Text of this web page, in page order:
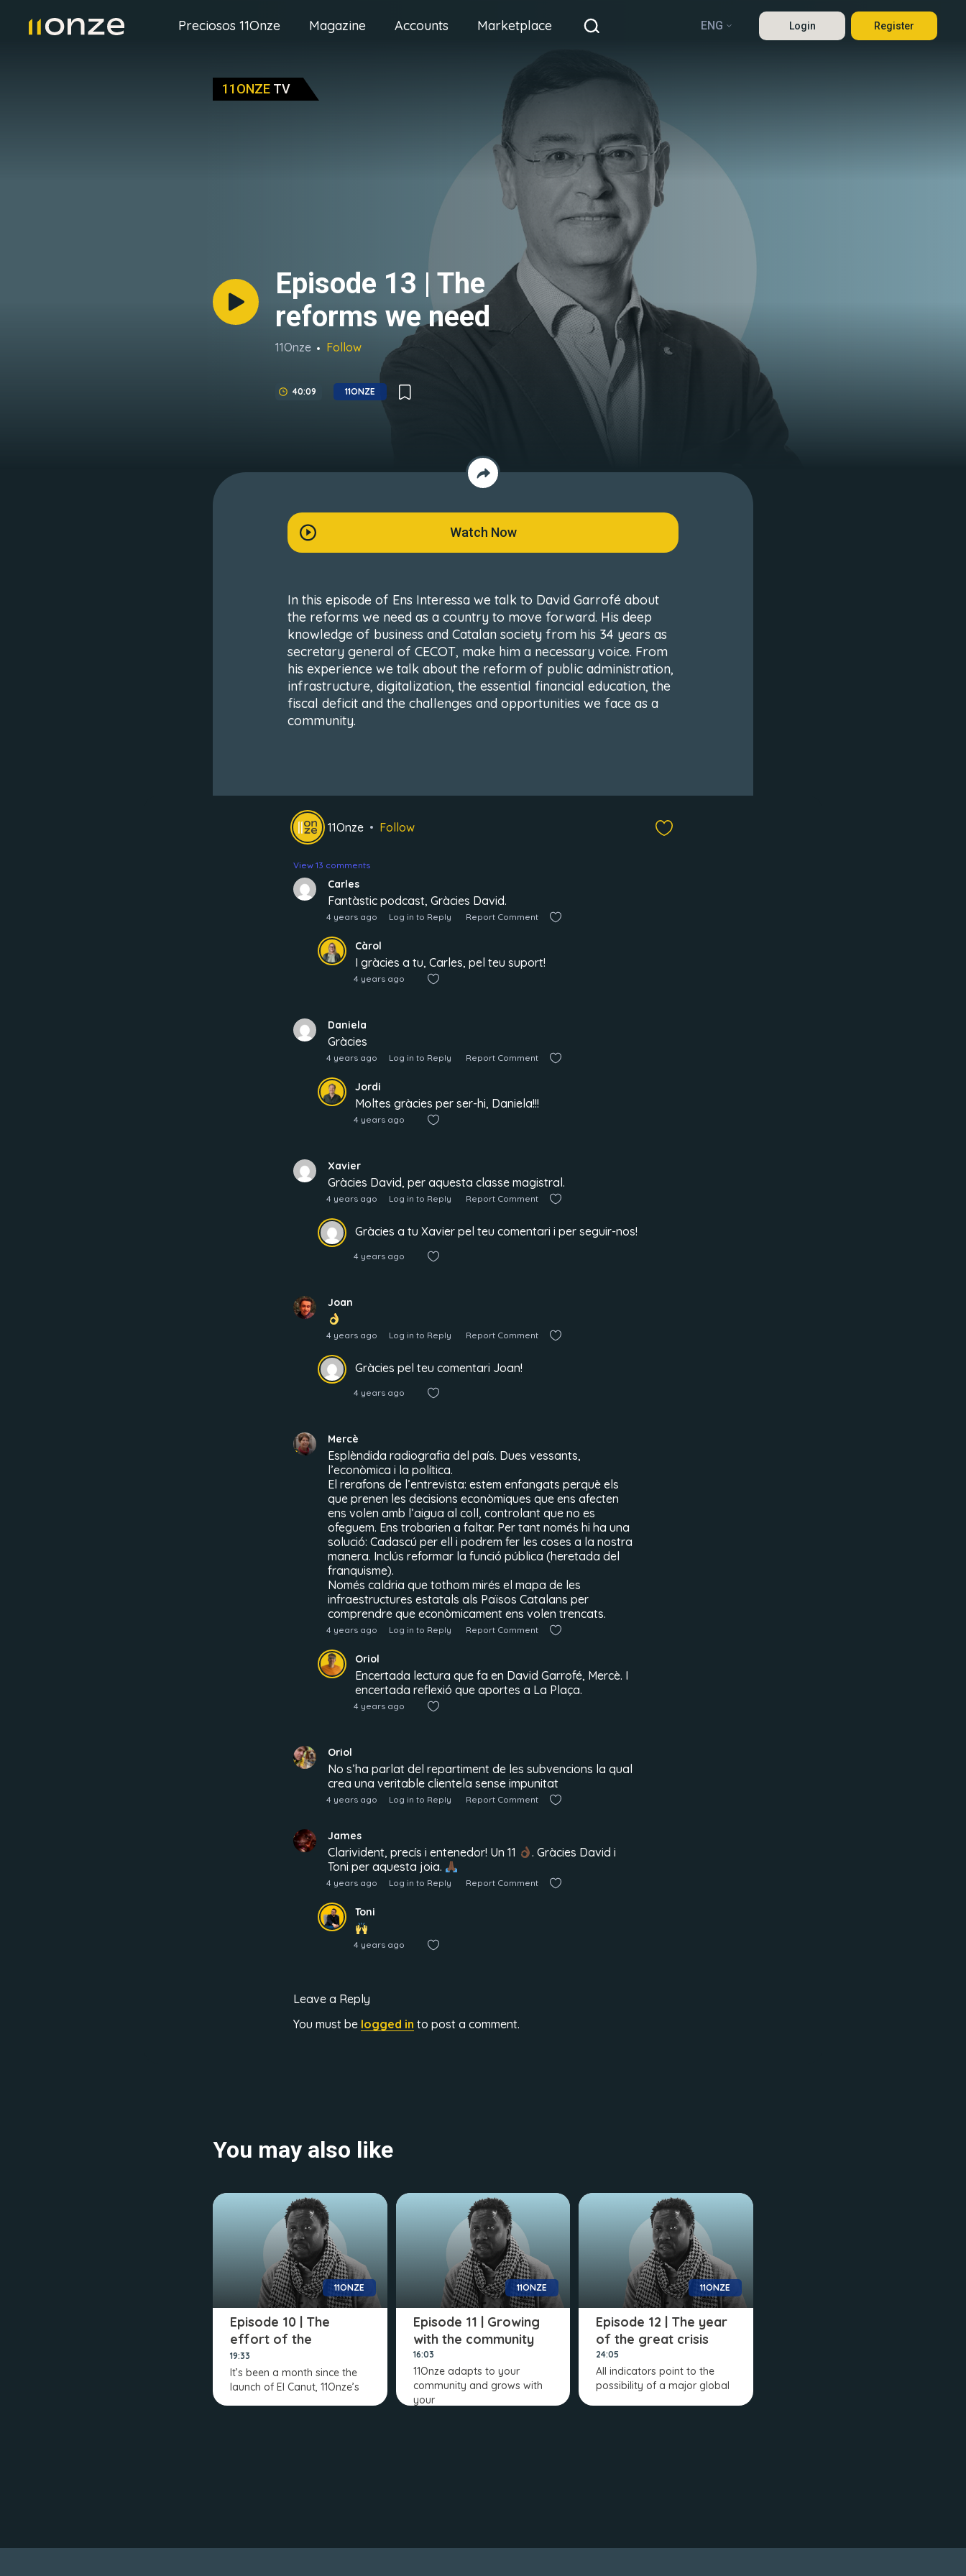
Preciosos 11Onze Magazine Accounts Marketplace ENG Login Register
11ONZE TV
Episode 13 | The
reforms we need
11Onze Follow
40:09 11ONZE
Watch Now
In this episode of Ens Interessa we talk to David Garrofé about
the reforms we need as a country to move forward. His deep
knowledge of business and Catalan society from his 34 years as
secretary general of CECOT, make him a necessary voice. From
his experience we talk about the reform of public administration,
infrastructure, digitalization, the essential financial education, the
fiscal deficit and the challenges and opportunities we face as a
community.
11Onze Follow
View 13 comments
Carles
Fantàstic podcast, Gràcies David.
4 years ago Log in to Reply Report Comment
Càrol
I gràcies a tu, Carles, pel teu suport!
4 years ago
Daniela
Gràcies
4 years ago Log in to Reply Report Comment
Jordi
Moltes gràcies per ser-hi, Daniela!!!
4 years ago
Xavier
Gràcies David, per aquesta classe magistral.
4 years ago Log in to Reply Report Comment
Gràcies a tu Xavier pel teu comentari i per seguir-nos!
4 years ago
Joan
4 years ago Log in to Reply Report Comment
Gràcies pel teu comentari Joan!
4 years ago
Mercè
Esplèndida radiografia del país. Dues vessants,
l’econòmica i la política.
El rerafons de l’entrevista: estem enfangats perquè els
que prenen les decisions econòmiques que ens afecten
ens volen amb l’aigua al coll, controlant que no es
ofeguem. Ens trobarien a faltar. Per tant només hi ha una
solució: Cadascú per ell i podrem fer les coses a la nostra
manera. Inclús reformar la funció pública (heretada del
franquisme).
Només caldria que tothom mirés el mapa de les
infraestructures estatals als Països Catalans per
comprendre que econòmicament ens volen trencats.
4 years ago Log in to Reply Report Comment
Oriol
Encertada lectura que fa en David Garrofé, Mercè. I
encertada reflexió que aportes a La Plaça.
4 years ago
Oriol
No s’ha parlat del repartiment de les subvencions la qual
crea una veritable clientela sense impunitat
4 years ago Log in to Reply Report Comment
James
Clarivident, precís i entenedor! Un 11
. Gràcies David i
Toni per aquesta joia.
4 years ago Log in to Reply Report Comment
Toni
4 years ago
Leave a Reply
You must be logged in to post a comment.
You may also like
11ONZE
Episode 10 | The
effort of the
community
19:33
It’s been a month since the
launch of El Canut, 11Onze’s
11ONZE
Episode 11 | Growing
with the community
16:03
11Onze adapts to your
community and grows with
your
11ONZE
Episode 12 | The year
of the great crisis
24:05
All indicators point to the
possibility of a major global